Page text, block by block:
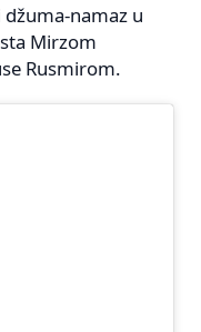
namaz u
Mirzom
Rusmirom.